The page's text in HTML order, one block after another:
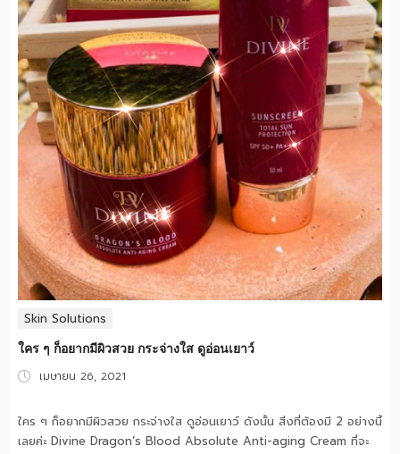
Skin Solutions
ใคร ๆ ก็อยากมีผิวสวย กระจ่างใส ดูอ่อนเยาว์
Posted
เมษายน 26, 2021
ใคร ๆ ก็อยากมีผิวสวย กระจ่างใส ดูอ่อนเยาว์ ดังนั้น สิ่งที่ต้องมี 2 อย่างนี้
เลยค่ะ Divine Dragon’s Blood Absolute Anti-aging Cream ที่จะ